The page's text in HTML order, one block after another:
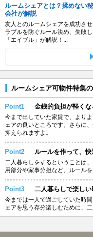
ルームシェアとは？揉めない
会社が解説
友人とのルームシェアを成功さ
ラブルを防ぐルール決め、失敗
「エイブル」が解説！...
ルームシェア可物件特集
Point1 金銭的負担が軽くな
今まで出していた家賃で、より
ェアの良いところです。さらに
抑えられますよ。
Point2 ルールを作って、
二人暮らしをするということは
用部分や家事分担など、ルール
Point3 二人暮らしで楽しい
今までは一人で過ごしていた時
ェアを思う存分楽しむために、